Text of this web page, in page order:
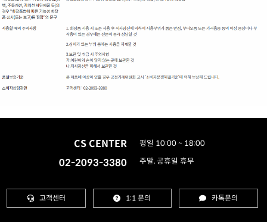
CS CENTER
02-2093-3380
평일 10:00 ~ 18:00
주말, 공휴일 휴무
고객센터 1:1 문의 카톡문의